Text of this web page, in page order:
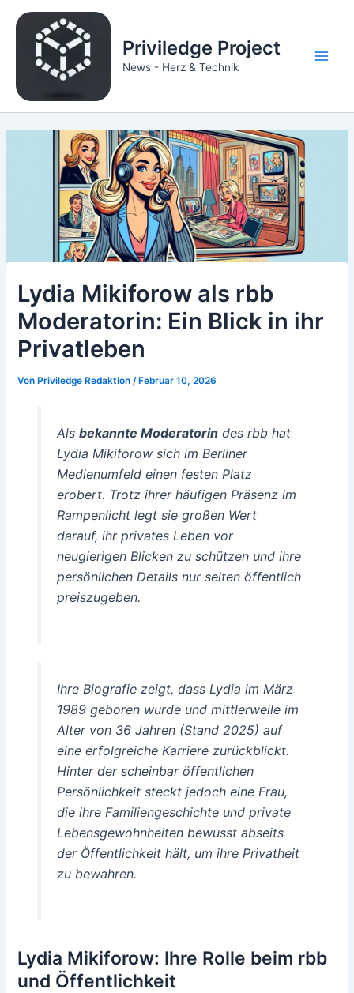
Inhalt
springen
Priviledge Project
News - Herz & Technik
Lydia Mikiforow als rbb
Moderatorin: Ein Blick in ihr
Privatleben
VonPriviledge Redaktion/Februar 10, 2026
Als bekannte Moderatorindes rbb hat
Lydia Mikiforow sich im Berliner
Medienumfeld einen festen Platz
erobert. Trotz ihrer häufigen Präsenz im
Rampenlicht legt sie großen Wert
darauf, ihr privates Lebenvor
neugierigen Blicken zu schützen und ihre
persönlichen Details nur selten öffentlich
preiszugeben.
Ihre Biografie zeigt, dass Lydia im März
1989 geboren wurde und mittlerweile im
Alter von 36 Jahren (Stand 2025) auf
eine erfolgreiche Karriere zurückblickt.
Hinter der scheinbar öffentlichen
Persönlichkeit steckt jedoch eine Frau,
die ihre Familiengeschichte und private
Lebensgewohnheiten bewusst abseits
der Öffentlichkeit hält, um ihre Privatheit
zu bewahren.
Lydia Mikiforow: Ihre Rolle beim rbb
und Öffentlichkeit